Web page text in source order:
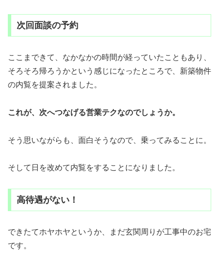
次回面談の予約
ここまできて、なかなかの時間が経っていたこともあり、
そろそろ帰ろうかという感じになったところで、新築物件
の内覧を提案されました。
これが、次へつなげる営業テクなのでしょうか。
そう思いながらも、面白そうなので、乗ってみることに。
そして日を改めて内覧をすることになりました。
高待遇がない！
できたてホヤホヤというか、まだ玄関周りが工事中のお宅
です。